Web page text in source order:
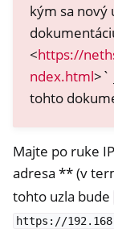
kým sa nový
<https://
ndex.html>`
tohto
Majte po ruke
adresa ** (v
tohto uzla bude
https://